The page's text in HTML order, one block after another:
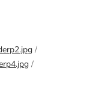
/
/